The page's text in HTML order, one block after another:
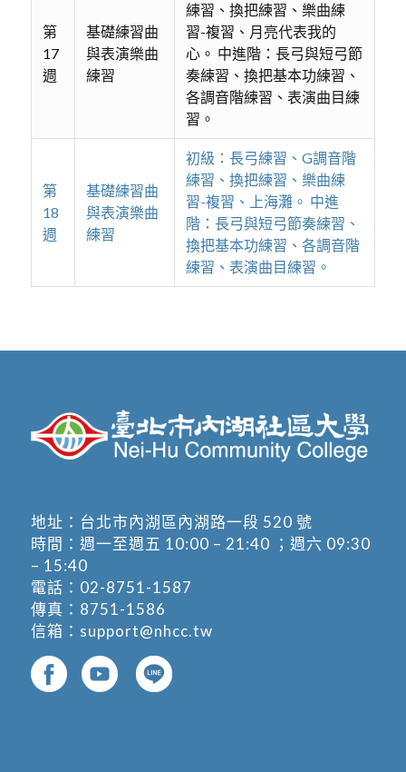
第
17
週
基礎練習曲
與表演樂曲
練習
練習、換把練習、樂曲練
習-複習、月亮代表我的
心。 中進階：長弓與短弓節
奏練習、換把基本功練習、
各調音階練習、表演曲目練
習。
第
18
週
基礎練習曲
與表演樂曲
練習
初級：長弓練習、G調音階
練習、換把練習、樂曲練
習-複習、上海灘。 中進
階：長弓與短弓節奏練習、
換把基本功練習、各調音階
練習、表演曲目練習。
地址： 台北市內湖區內湖路一段 520 號
時間：週一至週五 10:00 – 21:40 ；週六 09:30
– 15:40
電話： 02-8751-1587
傳真：8751-1586
信箱： support@nhcc.tw